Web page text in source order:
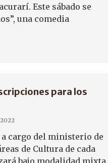
Este sábado se
una comedia
para los
cargo del ministerio de
de Cultura de cada
bajo modalidad mixta.